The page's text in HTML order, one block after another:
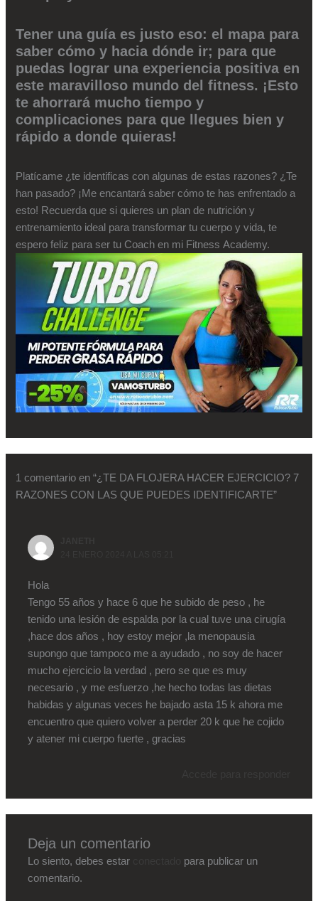
Tener una guía es justo eso: el mapa para
saber cómo y hacia dónde ir; para que
puedas lograr una experiencia positiva en
este maravilloso mundo del fitness. ¡Esto
te ahorrará mucho tiempo y
complicaciones para que llegues bien y
rápido a donde quieras!
Platícame ¿te identificas con algunas de estas razones? ¿Te
han pasado? ¡Me encantará saber cómo te has enfrentado a
esto! Recuerda que si quieres un plan de nutrición y
entrenamiento ideal para transformar tu cuerpo y vida, te
espero feliz para ser tu Coach en mi Fitness Academy.
1 comentario en “¿TE DA FLOJERA HACER EJERCICIO? 7
RAZONES CON LAS QUE PUEDES IDENTIFICARTE”
Hola
Tengo 55 años y hace 6 que he subido de peso , he
tenido una lesión de espalda por la cual tuve una cirugía
,hace dos años , hoy estoy mejor ,la menopausia
supongo que tampoco me a ayudado , no soy de hacer
mucho ejercicio la verdad , pero se que es muy
necesario , y me esfuerzo ,he hecho todas las dietas
habidas y algunas veces he bajado asta 15 k ahora me
encuentro que quiero volver a perder 20 k que he cojido
y atener mi cuerpo fuerte , gracias
Deja un comentario
Lo siento, debes estar
para publicar un
comentario.